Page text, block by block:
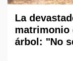
La
matrimonio
árbol: "No